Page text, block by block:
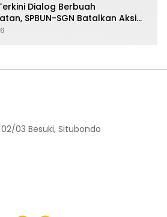
Dialog Berbuah
SPBUN-SGN Batalkan Aksi
Holding Penuhi Sejumlah
03 Besuki, Situbondo